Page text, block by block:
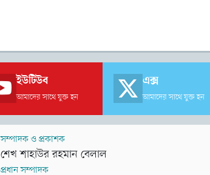
ইউটিউব
আমাদের সাথে যুক্ত হন
এক্স
আমাদের সাথে যুক্ত হন
সম্পাদক ও প্রকাশক
শেখ শাহাউর রহমান বেলাল
প্রধান সম্পাদক